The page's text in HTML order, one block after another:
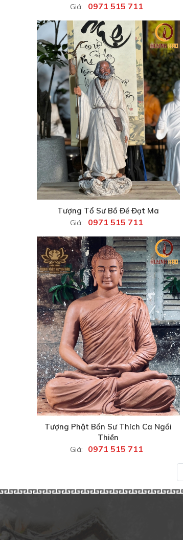
Giá: 0971 515 711
Tượng Tổ Sư Bồ Đề Đạt Ma
Giá: 0971 515 711
Tượng Phật Bổn Sư Thích Ca Ngồi
Thiền
Giá: 0971 515 711